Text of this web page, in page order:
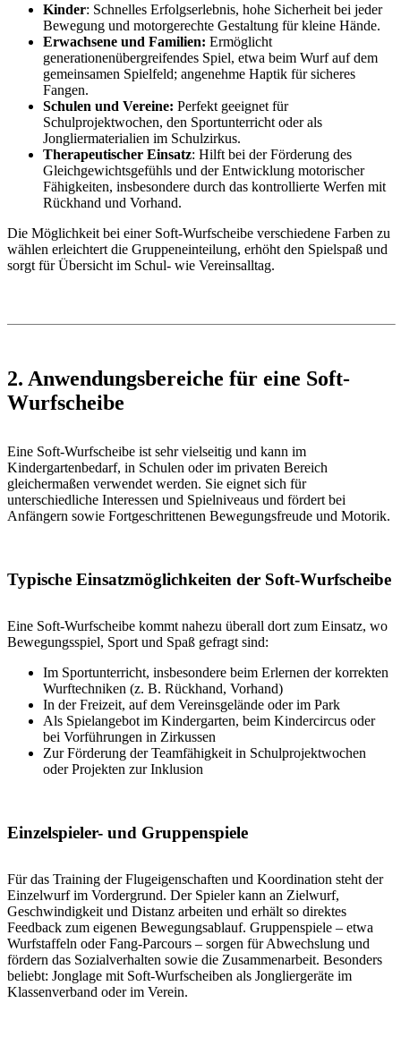
Kinder: Schnelles Erfolgserlebnis, hohe Sicherheit bei jeder
Bewegung und motorgerechte Gestaltung für kleine Hände.
Erwachsene und Familien: Ermöglicht
generationenübergreifendes Spiel, etwa beim Wurf auf dem
gemeinsamen Spielfeld; angenehme Haptik für sicheres
Fangen.
Schulen und Vereine: Perfekt geeignet für
Schulprojektwochen, den Sportunterricht oder als
Jongliermaterialien im Schulzirkus.
Therapeutischer Einsatz: Hilft bei der Förderung des
Gleichgewichtsgefühls und der Entwicklung motorischer
Fähigkeiten, insbesondere durch das kontrollierte Werfen mit
Rückhand und Vorhand.
Die Möglichkeit bei einer Soft-Wurfscheibe verschiedene Farben zu
wählen erleichtert die Gruppeneinteilung, erhöht den Spielspaß und
sorgt für Übersicht im Schul- wie Vereinsalltag.
2. Anwendungsbereiche für eine Soft-
Wurfscheibe
Eine Soft-Wurfscheibe ist sehr vielseitig und kann im
Kindergartenbedarf, in Schulen oder im privaten Bereich
gleichermaßen verwendet werden. Sie eignet sich für
unterschiedliche Interessen und Spielniveaus und fördert bei
Anfängern sowie Fortgeschrittenen Bewegungsfreude und Motorik.
Typische Einsatzmöglichkeiten der Soft-Wurfscheibe
Eine Soft-Wurfscheibe kommt nahezu überall dort zum Einsatz, wo
Bewegungsspiel, Sport und Spaß gefragt sind:
Im Sportunterricht, insbesondere beim Erlernen der korrekten
Wurftechniken (z. B. Rückhand, Vorhand)
In der Freizeit, auf dem Vereinsgelände oder im Park
Als Spielangebot im Kindergarten, beim Kindercircus oder
bei Vorführungen in Zirkussen
Zur Förderung der Teamfähigkeit in Schulprojektwochen
oder Projekten zur Inklusion
Einzelspieler- und Gruppenspiele
Für das Training der Flugeigenschaften und Koordination steht der
Einzelwurf im Vordergrund. Der Spieler kann an Zielwurf,
Geschwindigkeit und Distanz arbeiten und erhält so direktes
Feedback zum eigenen Bewegungsablauf. Gruppenspiele – etwa
Wurfstaffeln oder Fang-Parcours – sorgen für Abwechslung und
fördern das Sozialverhalten sowie die Zusammenarbeit. Besonders
beliebt: Jonglage mit Soft-Wurfscheiben als Jongliergeräte im
Klassenverband oder im Verein.